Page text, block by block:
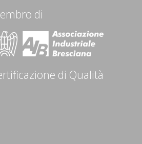
di
di Qualità